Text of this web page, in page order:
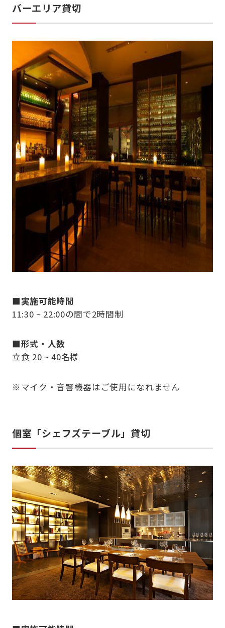
バーエリア貸切
■実施可能時間
11:30 ~ 22:00の間で2時間制
■形式・人数
立食 20 ~ 40名様
※マイク・音響機器はご使用になれません
個室「シェフズテーブル」貸切